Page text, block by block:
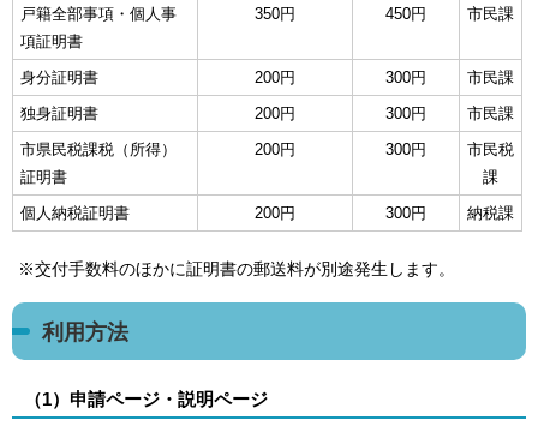
戸籍全部事項・個人事
項証明書
350円 450円 市民課
身分証明書 200円 300円
市民課
独身証明書
200円 300円
市民課
市県民税課税（所得）
証明書
200円 300円
市民税
課
個人納税証明書
200円 300円 納税課
※交付手数料のほかに証明書の郵送料が別途発生します。
利用方法
（1）申請ページ・説明ページ